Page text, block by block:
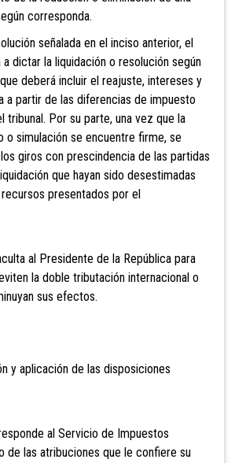
corresponda.
señalada en el inciso anterior, el
dictar la liquidación o resolución según
deberá incluir el reajuste, intereses y
a partir de las diferencias de impuesto
tribunal. Por su parte, una vez que la
o simulación se encuentre firme, se
giros con prescindencia de las partidas
que hayan sido desestimadas
presentados por el
al Presidente de la República para
la doble tributación internacional o
sus efectos.
y aplicación de las disposiciones
al Servicio de Impuestos
de las atribuciones que le confiere su